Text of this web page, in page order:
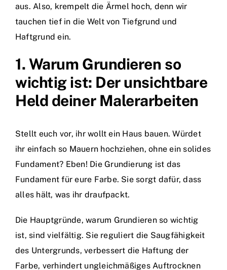
aus. Also, krempelt die Ärmel hoch, denn wir
tauchen tief in die Welt von Tiefgrund und
Haftgrund ein.
1. Warum Grundieren so
wichtig ist: Der unsichtbare
Held deiner Malerarbeiten
Stellt euch vor, ihr wollt ein Haus bauen. Würdet
ihr einfach so Mauern hochziehen, ohne ein solides
Fundament? Eben! Die Grundierung ist das
Fundament für eure Farbe. Sie sorgt dafür, dass
alles hält, was ihr draufpackt.
Die Hauptgründe, warum Grundieren so wichtig
ist, sind vielfältig. Sie reguliert die Saugfähigkeit
des Untergrunds, verbessert die Haftung der
Farbe, verhindert ungleichmäßiges Auftrocknen